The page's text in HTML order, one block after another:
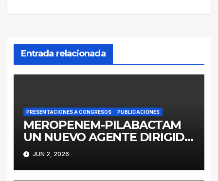
Entrada relacionada
PRESENTACIONES A CONGRESOS PUBLICACIONES
MEROPENEM-PILABACTAM
UN NUEVO AGENTE DIRIGIDO
A ENTEROBACTERALES
PRODUCTORES DE
SERINOCARBAPENEMASAS
JUN 2, 2026